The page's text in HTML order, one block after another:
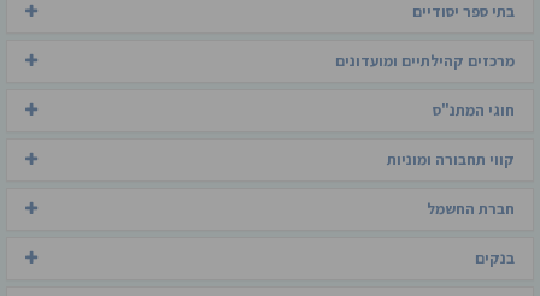
בתי ספר יסודיים
מרכזים קהילתיים ומועדונים
חוגי המתנ"ס
קווי תחבורה ומוניות
חברת החשמל
בנקים